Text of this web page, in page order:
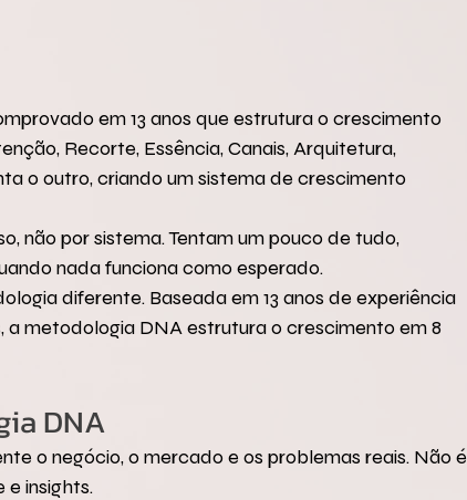
em 13 anos que estrutura o crescimento
Recorte, Essência, Canais, Arquitetura,
o outro, criando um sistema de crescimento
não por sistema. Tentam um pouco de tudo,
nada funciona como esperado.
diferente. Baseada em 13 anos de experiência
metodologia DNA estrutura o crescimento em 8
DNA
o negócio, o mercado e os problemas reais. Não é
e insights.